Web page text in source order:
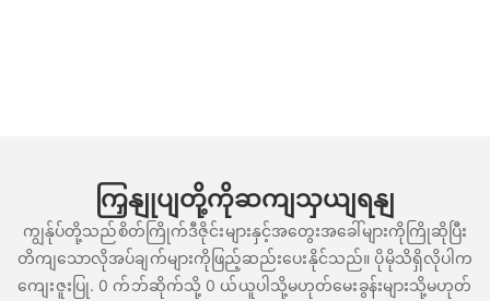
ကြှနျုပျတို့ကိုဆကျသှယျရနျ
ကျွန်ုပ်တို့သည်စိတ်ကြိုက်ဒီဇိုင်းများနှင့်အတွေးအခေါ်များကိုကြိုဆိုပြီး
တိကျသောလိုအပ်ချက်များကိုဖြည့်ဆည်းပေးနိုင်သည်။ ပိုမိုသိရှိလိုပါက
ကျေးဇူးပြု. 0 က်ဘ်ဆိုက်သို့ 0 ယ်ယူပါသို့မဟုတ်မေးခွန်းများသို့မဟုတ်